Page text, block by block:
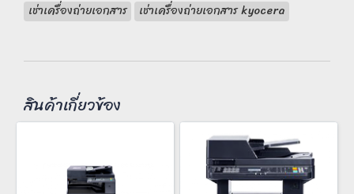
เช่าเครื่องถ่ายเอกสาร
เช่าเครื่องถ่ายเอกสาร kyocera
สินค้าเกี่ยวข้อง